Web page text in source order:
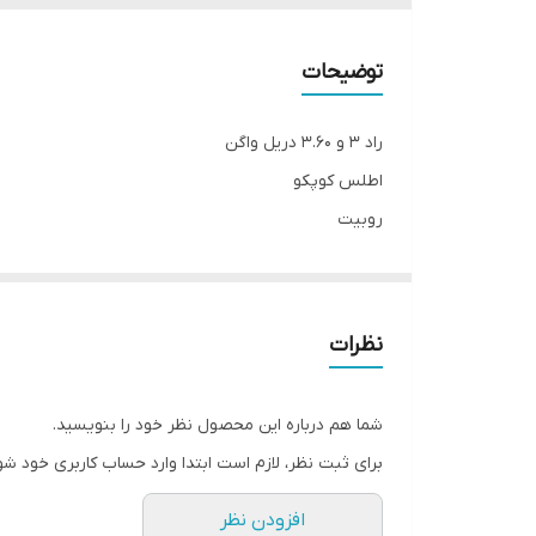
توضیحات
راد 3 و 3.60 دریل واگن
اطلس کوپکو
روبیت
نظرات
شما هم درباره این محصول نظر خود را بنویسید.
برای ثبت نظر، لازم است ابتدا وارد حساب کاربری خود
افزودن نظر